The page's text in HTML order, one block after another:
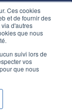
Ces cookies
et de fournir des
d'autres
que nous
suivi lors de
vos
que nous